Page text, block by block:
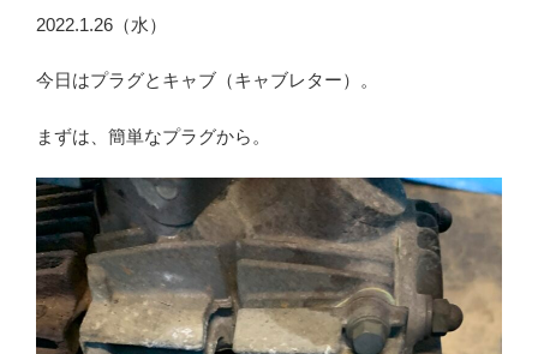
2022.1.26（水）
今日はプラグとキャブ（キャブレター）。
まずは、簡単なプラグから。